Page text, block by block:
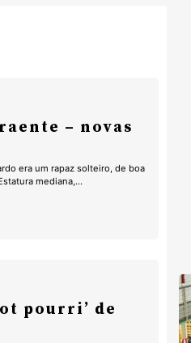
– novas
era um rapaz solteiro, de boa
mediana,...
pourri’ de